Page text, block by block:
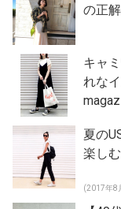
の正
キャ
れな
夏の
楽し
(2017年8